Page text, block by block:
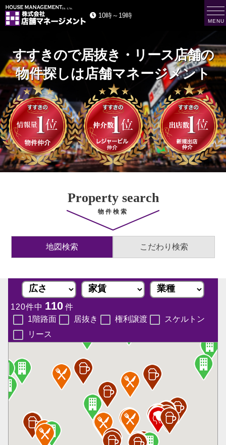
株
マ
ネ
ー
ジ
メ
U
S
E
M
A
N
A
G
E
M
E
N
T
10時～19時
Property search
物件検索
地図検索 こだわり検索
120件中 110件
1階路面
居抜き 権利譲渡
スケルトン
リース
t
o
g
g
e
n
a
v
i
a
t
i
o
n
MENU